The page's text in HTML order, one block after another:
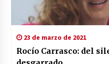
23 de marzo de 2021
Rocío Carrasco: del